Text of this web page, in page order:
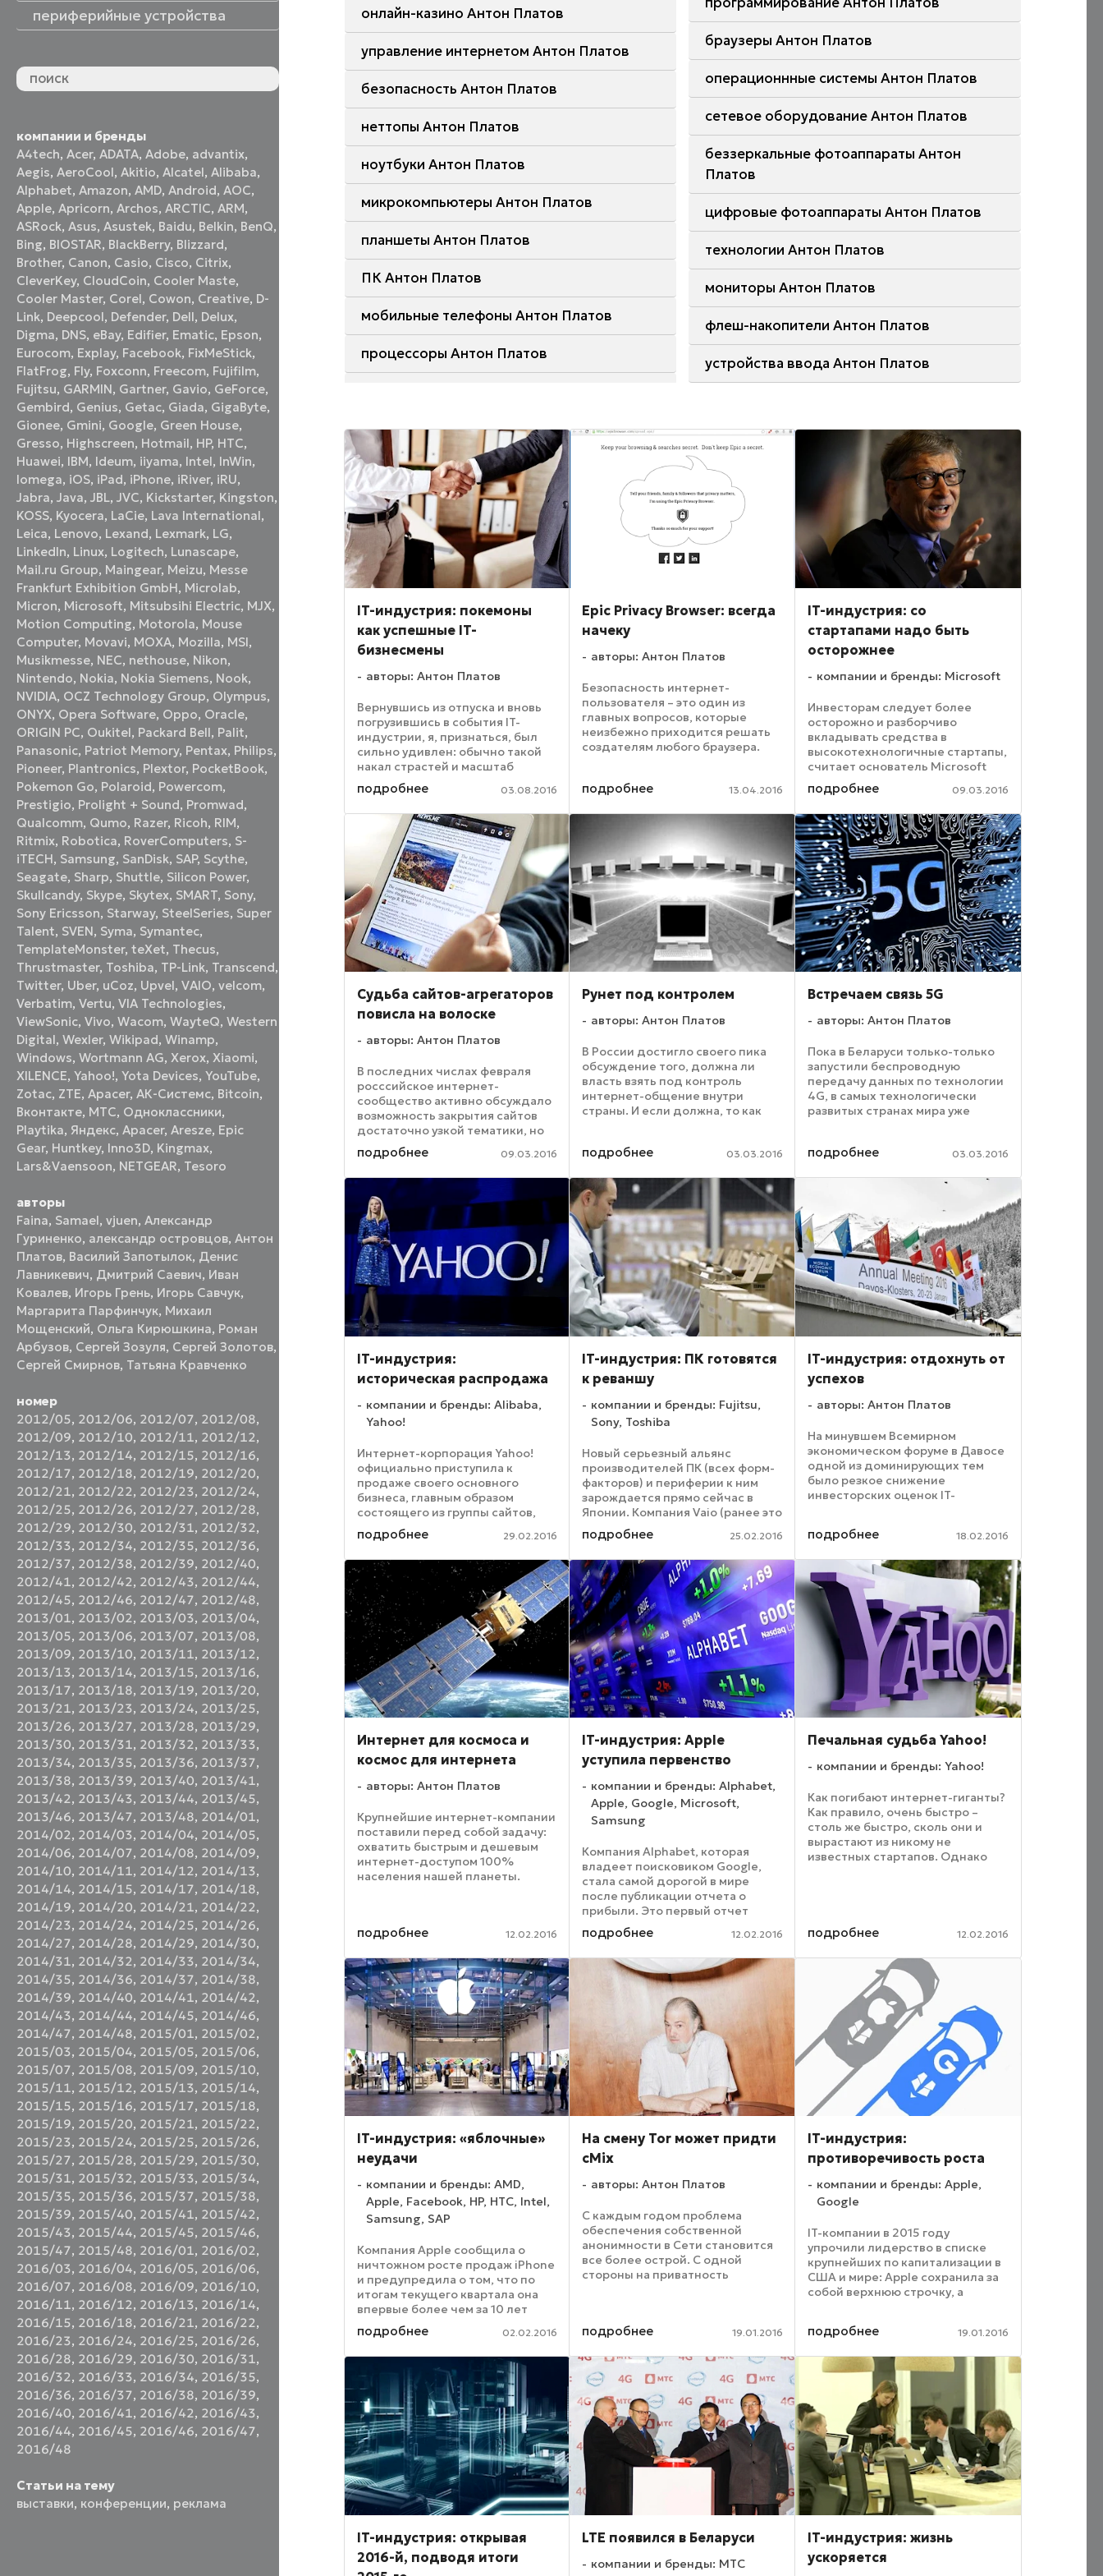
периферийные устройства
компании и бренды
A4tech,Acer,ADATA,Adobe, advantix,
Aegis,AeroCool,Akitio,Alcatel,Alibaba,
Alphabet,Amazon,AMD,Android,AOC,
Apple,Apricorn,Archos,ARCTIC,ARM,
ASRock,Asus,Asustek, Baidu, Belkin, BenQ,
Bing, BIOSTAR, BlackBerry, Blizzard,
Brother, Canon, Casio, Cisco, Citrix,
CleverKey, CloudCoin, Cooler Maste,
Cooler Master, Corel, Cowon, Creative, D-
Link, Deepcool, Defender, Dell, Delux,
Digma, DNS, eBay, Edifier, Ematic, Epson,
Eurocom, Explay, Facebook, FixMeStick,
FlatFrog, Fly, Foxconn, Freecom, Fujifilm,
Fujitsu, GARMIN, Gartner, Gavio, GeForce,
Gembird, Genius, Getac, Giada, GigaByte,
Gionee, Gmini, Google, Green House,
Gresso, Highscreen, Hotmail, HP, HTC,
Huawei, IBM, Ideum, iiyama, Intel, InWin,
Iomega, iOS, iPad, iPhone, iRiver, iRU,
Jabra,Java,JBL,JVC, Kickstarter, Kingston,
KOSS, Kyocera, LaCie, Lava International,
Leica, Lenovo, Lexand, Lexmark, LG,
LinkedIn, Linux, Logitech, Lunascape,
Mail.ru Group, Maingear, Meizu, Messe
Frankfurt Exhibition GmbH, Microlab,
Micron, Microsoft, Mitsubsihi Electric, MJX,
Motion Computing, Motorola, Mouse
Computer, Movavi, MOXA, Mozilla, MSI,
Musikmesse, NEC, nethouse, Nikon,
Nintendo, Nokia, Nokia Siemens, Nook,
NVIDIA, OCZ Technology Group, Olympus,
ONYX, Opera Software, Oppo, Oracle,
ORIGIN PC, Oukitel, Packard Bell, Palit,
Panasonic, Patriot Memory, Pentax, Philips,
Pioneer, Plantronics, Plextor, PocketBook,
Pokemon Go, Polaroid, Powercom,
Prestigio, Prolight + Sound, Promwad,
Qualcomm, Qumo, Razer, Ricoh, RIM,
Ritmix, Robotica, RoverComputers, S-
iTECH, Samsung, SanDisk, SAP, Scythe,
Seagate, Sharp, Shuttle, Silicon Power,
Skullcandy, Skype, Skytex, SMART, Sony,
Sony Ericsson, Starway, SteelSeries, Super
Talent, SVEN, Syma, Symantec,
TemplateMonster,teXet, Thecus,
Thrustmaster, Toshiba, TP-Link, Transcend,
Twitter, Uber, uCoz, Upvel,VAIO,velcom,
Verbatim,Vertu,VIA Technologies,
ViewSonic,Vivo,Wacom,WayteQ,Western
Digital,Wexler,Wikipad,Winamp,
Windows,Wortmann AG,Xerox,Xiaomi,
XILENCE,Yahoo!,Yota Devices,YouTube,
Zotac, ZTE,Аpacer,АК-Системс, Вitcoin,
Вконтакте, МТС, Одноклассники,
Playtika, Яндекс,Apacer,Aresze, Epic
Gear, Huntkey, Inno3D, Kingmax,
Lars&Vaensoon, NETGEAR, Tesoro
авторы
Faina, Samael,vjuen,Александр
Гуриненко, александр островцов,Антон
Платов, Василий Запотылок, Денис
Лавникевич, Дмитрий Саевич, Иван
Ковалев, Игорь Грень, Игорь Савчук,
Маргарита Парфинчук, Михаил
Мощенский, Ольга Кирюшкина, Роман
Арбузов, Сергей Зозуля, Сергей Золотов,
Сергей Смирнов, Татьяна Кравченко
номер
2012/05, 2012/06, 2012/07, 2012/08,
2012/09, 2012/10, 2012/11, 2012/12,
2012/13, 2012/14, 2012/15, 2012/16,
2012/17, 2012/18, 2012/19, 2012/20,
2012/21, 2012/22, 2012/23, 2012/24,
2012/25, 2012/26, 2012/27, 2012/28,
2012/29, 2012/30, 2012/31, 2012/32,
2012/33, 2012/34, 2012/35, 2012/36,
2012/37, 2012/38, 2012/39, 2012/40,
2012/41, 2012/42, 2012/43, 2012/44,
2012/45, 2012/46, 2012/47, 2012/48,
2013/01, 2013/02, 2013/03, 2013/04,
2013/05, 2013/06, 2013/07, 2013/08,
2013/09, 2013/10, 2013/11, 2013/12,
2013/13, 2013/14, 2013/15, 2013/16,
2013/17, 2013/18, 2013/19, 2013/20,
2013/21, 2013/23, 2013/24, 2013/25,
2013/26, 2013/27, 2013/28, 2013/29,
2013/30, 2013/31, 2013/32, 2013/33,
2013/34, 2013/35, 2013/36, 2013/37,
2013/38, 2013/39, 2013/40, 2013/41,
2013/42, 2013/43, 2013/44, 2013/45,
2013/46, 2013/47, 2013/48, 2014/01,
2014/02, 2014/03, 2014/04, 2014/05,
2014/06, 2014/07, 2014/08, 2014/09,
2014/10, 2014/11, 2014/12, 2014/13,
2014/14, 2014/15, 2014/17, 2014/18,
2014/19, 2014/20, 2014/21, 2014/22,
2014/23, 2014/24, 2014/25, 2014/26,
2014/27, 2014/28, 2014/29, 2014/30,
2014/31, 2014/32, 2014/33, 2014/34,
2014/35, 2014/36, 2014/37, 2014/38,
2014/39, 2014/40, 2014/41, 2014/42,
2014/43, 2014/44, 2014/45, 2014/46,
2014/47, 2014/48, 2015/01, 2015/02,
2015/03, 2015/04, 2015/05, 2015/06,
2015/07, 2015/08, 2015/09, 2015/10,
2015/11, 2015/12, 2015/13, 2015/14,
2015/15, 2015/16, 2015/17, 2015/18,
2015/19, 2015/20, 2015/21, 2015/22,
2015/23, 2015/24, 2015/25, 2015/26,
2015/27, 2015/28, 2015/29, 2015/30,
2015/31, 2015/32, 2015/33, 2015/34,
2015/35, 2015/36, 2015/37, 2015/38,
2015/39, 2015/40, 2015/41, 2015/42,
2015/43, 2015/44, 2015/45, 2015/46,
2015/47, 2015/48, 2016/01, 2016/02,
2016/03, 2016/04, 2016/05, 2016/06,
2016/07, 2016/08, 2016/09, 2016/10,
2016/11, 2016/12, 2016/13, 2016/14,
2016/15, 2016/18, 2016/21, 2016/22,
2016/23, 2016/24, 2016/25, 2016/26,
2016/28, 2016/29, 2016/30, 2016/31,
2016/32, 2016/33, 2016/34, 2016/35,
2016/36, 2016/37, 2016/38, 2016/39,
2016/40, 2016/41, 2016/42, 2016/43,
2016/44, 2016/45, 2016/46, 2016/47,
2016/48
Статьи на тему
выставки, конференции, реклама
онлайн-казино Антон Платов
управление интернетом Антон Платов
безопасность Антон Платов
неттопы Антон Платов
ноутбуки Антон Платов
микрокомпьютеры Антон Платов
планшеты Антон Платов
ПК Антон Платов
мобильные телефоны Антон Платов
процессоры Антон Платов
браузеры Антон Платов
операционнные системы Антон Платов
сетевое оборудование Антон Платов
беззеркальные фотоаппараты Антон
Платов
цифровые фотоаппараты Антон Платов
технологии Антон Платов
мониторы Антон Платов
флеш-накопители Антон Платов
устройства ввода Антон Платов
IT-индустрия: покемоны
как успешные IT-
бизнесмены
авторы: Антон Платов
Вернувшись из отпуска и вновь
погрузившись в события IT-
индустрии, я, признаться, был
сильно удивлен: обычно такой
накал страстей и масштаб
событий не характерен для
середины лета. Одна только
неожиданно созревшая продажа
ARM Holdings чего стоит – ...
подробнее 03.08.2016
Epic Privacy Browser: всегда
начеку
авторы: Антон Платов
Безопасность интернет-
пользователя – это один из
главных вопросов, которые
неизбежно приходится решать
создателям любого браузера.
должно лежать на
насколько – на самом ...
подробнее 13.04.2016
IT-индустрия: со
стартапами надо быть
осторожнее
компании и бренды: Microsoft
Инвесторам следует более
осторожно и разборчиво
вкладывать средства в
высокотехнологичные стартапы,
считает основатель Microsoft
Билл Гейтс. По его мнению,
рыночные оценки так
называемых «единорогов» –
стартапов, оцененных
инвесторами в $1 млрд и ...
подробнее 09.03.2016
Судьба сайтов-агрегаторов
повисла на волоске
авторы: Антон Платов
В последних числах февраля
росссийское интернет-
сообщество активно обсуждало
возможность закрытия сайтов
достаточно узкой тематики, но
имеющих крайне высокую
посещаемость – агрегаторов
новостей. 25 февраля несколько
депутатов внесли в Госдуму ...
подробнее 09.03.2016
Рунет под контролем
авторы: Антон Платов
В России достигло своего пика
обсуждение того, должна ли
власть взять под контроль
интернет-общение внутри
страны. И если должна, то как
получат пользователи и
подробнее 03.03.2016
Встречаем связь 5G
авторы: Антон Платов
Пока в Беларуси только-только
запустили беспроводную
передачу данных по технологии
4G, в самых технологически
развитых странах мира уже
такое? Со стороны многим
подробнее 03.03.2016
IT-индустрия:
историческая распродажа
компании и бренды: Alibaba,
Yahoo!
Интернет-корпорация Yahoo!
официально приступила к
продаже своего основного
бизнеса, главным образом
состоящего из группы сайтов,
доход от которых приносит
интернет-реклама. К этой группе
относятся Yahoo.com, почта
Yahoo!, сайт с биржевыми ...
подробнее 29.02.2016
IT-индустрия: ПК готовятся
к реваншу
компании и бренды: Fujitsu,
Sony, Toshiba
Новый серьезный альянс
производителей ПК (всех форм-
факторов) и периферии к ним
зарождается прямо сейчас в
Японии. Компания Vaio (ранее это
было подразделение Sony,
выделенное не так давно в
отдельный бизнес)
рассчитывает заключить
соглашение об ...
подробнее 25.02.2016
IT-индустрия: отдохнуть от
успехов
авторы: Антон Платов
На минувшем Всемирном
экономическом форуме в Давосе
одной из доминирующих тем
было резкое снижение
инвесторских оценок IT-
закончился ли наконец бум на
остается немало ...
подробнее 18.02.2016
Интернет для космоса и
космос для интернета
авторы: Антон Платов
Крупнейшие интернет-компании
поставили перед собой задачу:
охватить быстрым и дешевым
интернет-доступом 100%
населения нашей планеты.
интернет-сигнала из космоса.
подробнее 12.02.2016
IT-индустрия: Apple
уступила первенство
компании и бренды: Alphabet,
Apple, Google, Microsoft,
Samsung
Компания Alphabet, которая
владеет поисковиком Google,
стала самой дорогой в мире
после публикации отчета о
прибыли. Это первый отчет
Google под новым именем.
Согласно отчету, доходы
Alphabet за последний квартал
финансового года составили
подробнее 12.02.2016
Печальная судьба Yahoo!
компании и бренды: Yahoo!
Как погибают интернет-гиганты?
Как правило, очень быстро –
столь же быстро, сколь они и
вырастают из никому не
известных стартапов. Однако
теперь они ...
подробнее 12.02.2016
IT-индустрия: «яблочные»
неудачи
компании и бренды: AMD,
Apple, Facebook, HP, HTC, Intel,
Samsung, SAP
Компания Apple сообщила о
ничтожном росте продаж iPhone
и предупредила о том, что по
итогам текущего квартала она
впервые более чем за 10 лет
зафиксирует снижение выручки.
Причина тому — ухудшившиеся
экономические условия и, как
следствие, падение ...
подробнее 02.02.2016
На смену Tor может придти
cMix
авторы: Антон Платов
С каждым годом проблема
обеспечения собственной
анонимности в Сети становится
все более острой. С одной
стороны на приватность
меньшинствами или кем-либо
подробнее 19.01.2016
IT-индустрия:
противоречивость роста
компании и бренды: Apple,
Google
IT-компании в 2015 году
упрочили лидерство в списке
крупнейших по капитализации в
США и мире: Apple сохранила за
собой верхнюю строчку, а
существенно сократила отрыв,
подробнее 19.01.2016
IT-индустрия: открывая
2016-й, подводя итоги
LTE появился в Беларуси
компании и бренды: МТС
IT-индустрия: жизнь
ускоряется